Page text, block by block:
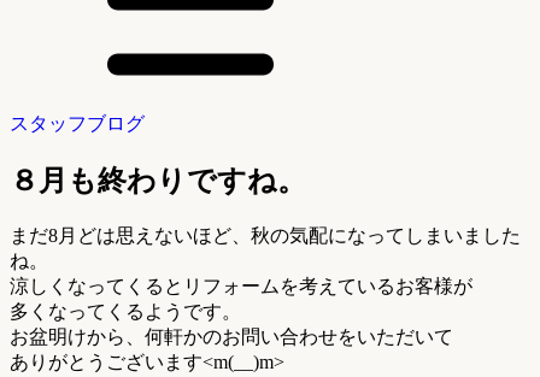
スタッフブログ
８月も終わりですね。
まだ8月どは思えないほど、秋の気配になってしまいました
ね。
涼しくなってくるとリフォームを考えているお客様が
多くなってくるようです。
お盆明けから、何軒かのお問い合わせをいただいて
ありがとうございます<m(__)m>